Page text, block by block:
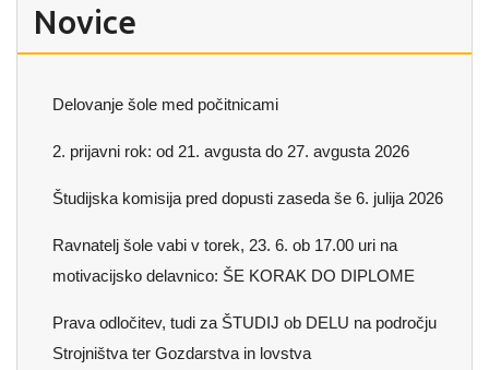
Novice
Delovanje šole med počitnicami
2. prijavni rok: od 21. avgusta do 27. avgusta 2026
Študijska komisija pred dopusti zaseda še 6. julija 2026
Ravnatelj šole vabi v torek, 23. 6. ob 17.00 uri na
motivacijsko delavnico: ŠE KORAK DO DIPLOME
Prava odločitev, tudi za ŠTUDIJ ob DELU na področju
Strojništva ter Gozdarstva in lovstva